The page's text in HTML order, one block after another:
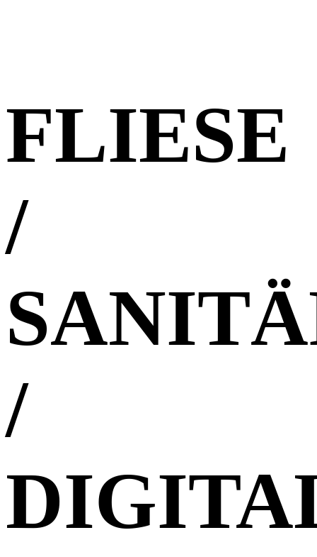
FLIESE
/
/